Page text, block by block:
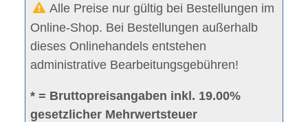
Alle Preise nur gültig bei Bestellungen im
Online-Shop. Bei Bestellungen außerhalb
dieses Onlinehandels entstehen
administrative Bearbeitungsgebühren!
* = Bruttopreisangaben inkl. 19.00%
gesetzlicher Mehrwertsteuer